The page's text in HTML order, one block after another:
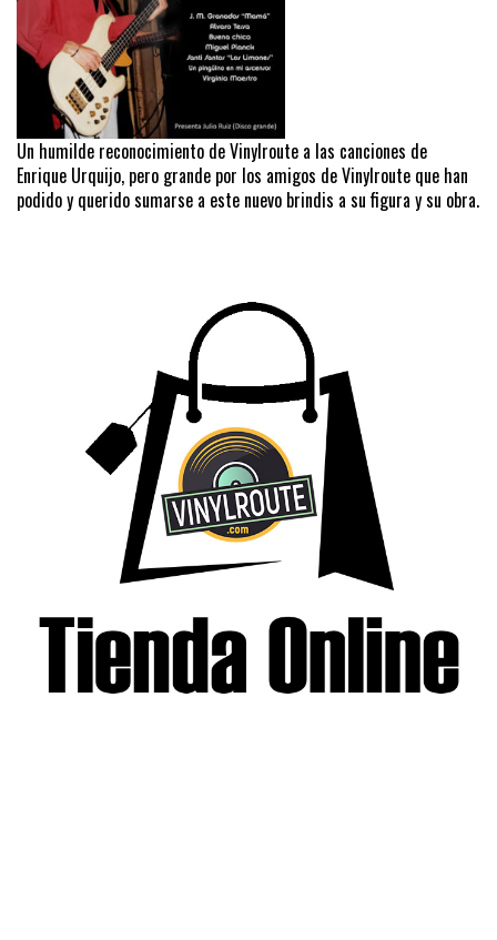
Un humilde reconocimiento de Vinylroute a las canciones de
Enrique Urquijo, pero grande por los amigos de Vinylroute que han
podido y querido sumarse a este nuevo brindis a su figura y su obra.